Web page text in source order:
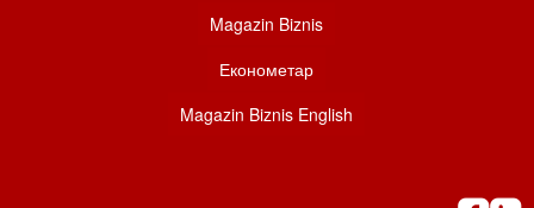
Magazin Biznis
Економетар
Magazin Biznis English